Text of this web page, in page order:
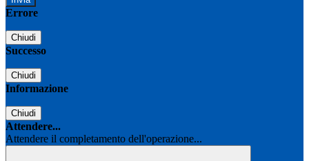
Errore
Chiudi
Successo
Chiudi
Informazione
Chiudi
Attendere...
Attendere il completamento dell'operazione...